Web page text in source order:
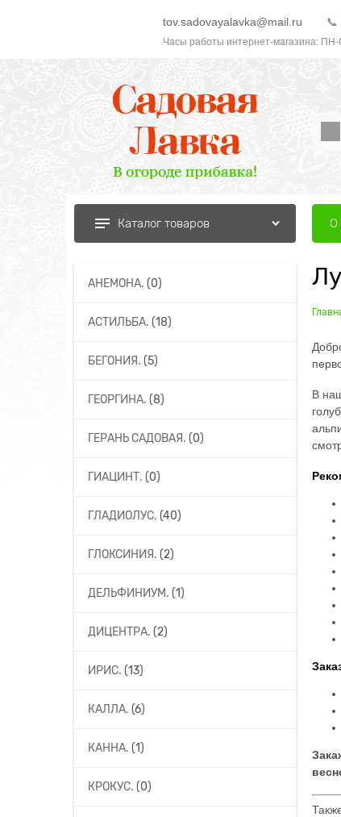
tov.sadovayalavka@mail.ru 📞
Часы работы интернет-магазина:
Каталог товаров О
АНЕМОНА. (0)
АСТИЛЬБА. (18)
БЕГОНИЯ. (5)
ГЕОРГИНА. (8)
ГЕРАНЬ САДОВАЯ. (0)
ГИАЦИНТ. (0)
ГЛАДИОЛУС. (40)
ГЛОКСИНИЯ. (2)
ДЕЛЬФИНИУМ. (1)
ДИЦЕНТРА. (2)
ИРИС. (13)
КАЛЛА. (6)
КАННА. (1)
КРОКУС. (0)
В